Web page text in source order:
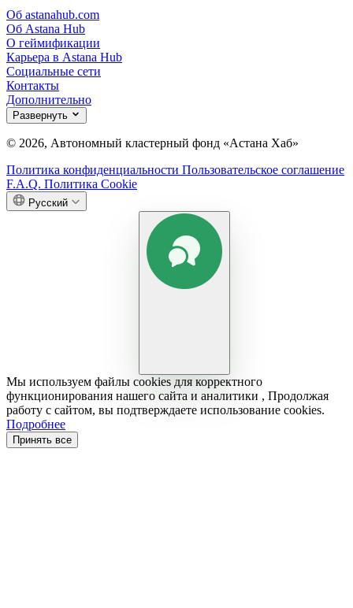
Об astanahub.com
Об Astana Hub
О геймификации
Карьера в Astana Hub
Социальные сети
Контакты
Дополнительно
Развернуть
© 2026, Автономный кластерный фонд «Астана Хаб»
Политика конфиденциальности Пользовательское соглашение
F.A.Q. Политика Cookie
Русский
Мы используем файлы cookies для корректного
функционирования нашего сайта и аналитики , Продолжая
работу с сайтом, вы подтверждаете использование cookies.
Подробнее
Принять все